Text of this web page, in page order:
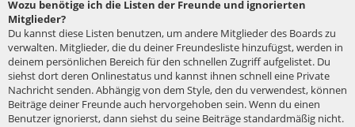
Wozu benötige ich die Listen der Freunde und ignorierten
Mitglieder?
Du kannst diese Listen benutzen, um andere Mitglieder des Boards zu
verwalten. Mitglieder, die du deiner Freundesliste hinzufügst, werden in
deinem persönlichen Bereich für den schnellen Zugriff aufgelistet. Du
siehst dort deren Onlinestatus und kannst ihnen schnell eine Private
Nachricht senden. Abhängig von dem Style, den du verwendest, können
Beiträge deiner Freunde auch hervorgehoben sein. Wenn du einen
Benutzer ignorierst, dann siehst du seine Beiträge standardmäßig nicht.